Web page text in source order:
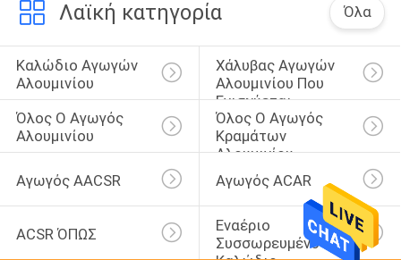
Λαϊκή κατηγορία Όλα
Καλώδιο Αγωγών
Αλουμινίου
Χάλυβας Αγωγών
Αλουμινίου Που
Ενισχύεται
Όλος Ο Αγωγός
Αλουμινίου
Όλος Ο Αγωγός
Κραμάτων
Αλουμινίου
Αγωγός AACSR
Αγωγός ACAR
ACSR ΌΠΩΣ
Εναέριο
Συσσωρευμένο